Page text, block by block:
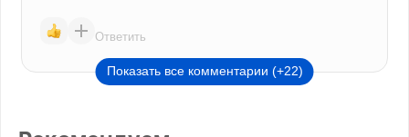
Ответить
Показать все комментарии (+22)